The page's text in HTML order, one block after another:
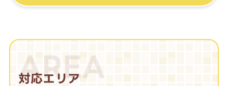
AREA
対応エリア